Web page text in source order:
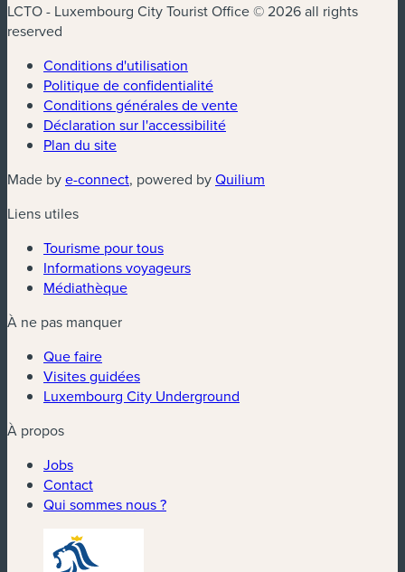
LCTO - Luxembourg City Tourist Office © 2026 all rights
reserved
Conditions d'utilisation
Politique de confidentialité
Conditions générales de vente
Déclaration sur l'accessibilité
Plan du site
Made bye-connect(nouvelle fenêtre)
, powered byQuilium
Liens utiles
Tourisme pour tous
Informations voyageurs
Médiathèque
À ne pas manquer
Que faire
Visites guidées
Luxembourg City Underground
À propos
Jobs
Contact
Qui sommes nous ?